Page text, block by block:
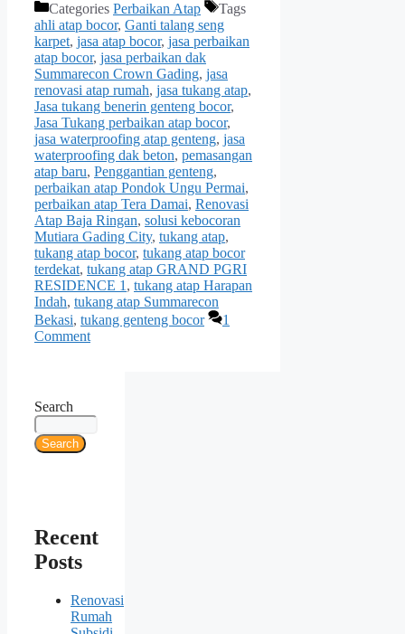
Categories Perbaikan Atap
Tags
ahli atap bocor, Ganti talang seng
karpet, jasa atap bocor, jasa perbaikan
atap bocor, jasa perbaikan dak
Summarecon Crown Gading, jasa
renovasi atap rumah, jasa tukang atap,
Jasa tukang benerin genteng bocor,
Jasa Tukang perbaikan atap bocor,
jasa waterproofing atap genteng, jasa
waterproofing dak beton, pemasangan
atap baru, Penggantian genteng,
perbaikan atap Pondok Ungu Permai,
perbaikan atap Tera Damai, Renovasi
Atap Baja Ringan, solusi kebocoran
Mutiara Gading City, tukang atap,
tukang atap bocor, tukang atap bocor
terdekat, tukang atap GRAND PGRI
RESIDENCE 1, tukang atap Harapan
Indah, tukang atap Summarecon
Bekasi, tukang genteng bocor
1
Comment
Search
Search
Recent
Posts
Renovasi
Rumah